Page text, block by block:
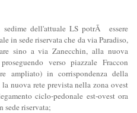
dell'attuale LS potrÃ essere
in sede riservata che da via Paradiso,
sino a via Zanecchin, alla nuova
verso piazzale Fraccon
ampliato) in corrispondenza della
nuova rete prevista nella zona ovest
ciclo-pedonale est-ovest ora
riservata;